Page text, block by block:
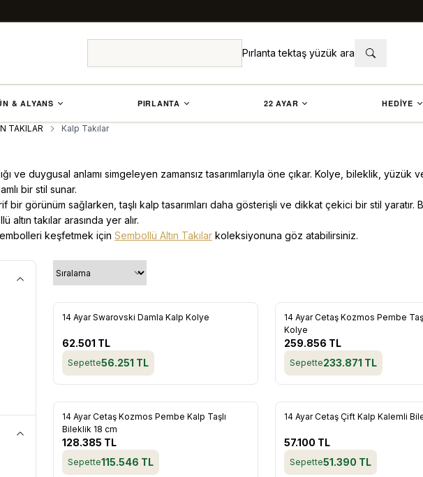
Pırlanta tektaş yüzük ara
& ALYANS PIRLANTA 22 AYAR HEDİYE
TAKILAR Kalp Takılar
ve duygusal anlamı simgeleyen zamansız tasarımlarıyla öne çıkar. Kolye, bileklik,
bir stil sunar.
bir görünüm sağlarken, taşlı kalp tasarımları daha gösterişli ve dikkat çekici bir stil
takılar arasında yer alır.
keşfetmek için Sembollü Altın Takılar koleksiyonuna göz atabilirsiniz.
Yeni
14 Ayar Swarovski Damla Kalp Kolye
62.501 TL
Sepette56.251 TL
Yeni
Favorilere Ekle
14 Ayar Cetaş Kozmos Pembe
Kolye
259.856 TL
Sepette233.871 TL
Yeni
Favorilere Ekle
14 Ayar Cetaş Kozmos Pembe Kalp Taşlı
Bileklik 18 cm
128.385 TL
Sepette115.546 TL
Yeni
14 Ayar Cetaş Çift Kalp Kalemli
57.100 TL
Sepette51.390 TL